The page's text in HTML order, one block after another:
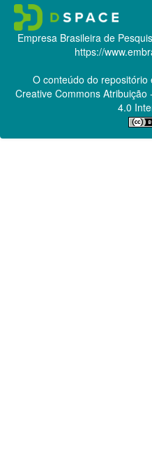
Empresa Brasileira de
https://
O conteúdo do
Creative CommonsAtribuição
4.0